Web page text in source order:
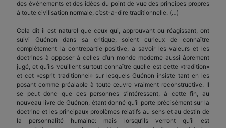
des événements et des idées du point de vue des principes propres
à toute civilisation normale, c’est-a-dire traditionnelle. (…)
Cela dit il est naturel que ceux qui, approuvant ou réagissant, ont
suivi Guénon dans sa critique, soient curieux de connaître
complètement la contrepartie positive, a savoir les valeurs et les
doctrines à opposer à celles d’un monde moderne aussi âprement
jugé, et qu’ils veuillent surtout connaître quelle est cette «tradition»
et cet «esprit traditionnel» sur lesquels Guénon insiste tant en les
posant comme préalable à toute œuvre vraiment reconstructive. Il
se peut donc que ces personnes s’intéressent, à cette fin, au
nouveau livre de Guénon, étant donné qu’il porte précisément sur la
doctrine et les principaux problèmes relatifs au sens et au destin de
la personnalité humaine: mais lorsqu’ils verront qu’il est